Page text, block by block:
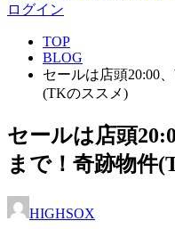
ログイン
TOP
BLOG
セールは店頭20:00
(TKのススメ)
セールは店頭
まで！奇跡物件
HIGHSOX